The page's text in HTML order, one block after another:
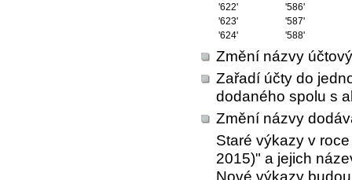
'622'
'586'
'623'
'587'
'624'
'588'
Změní názvy
Zařadí účty do
dodaného spolu s
Změní názvy
Staré výkazy v
2015)" a jejich